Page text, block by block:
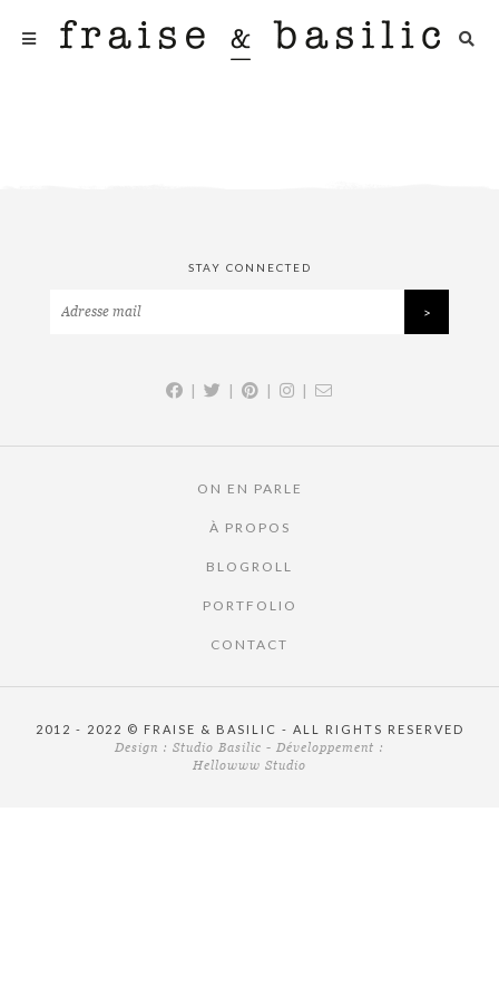
STAY CONNECTED
| | | |
ON EN PARLE
À PROPOS
BLOGROLL
PORTFOLIO
CONTACT
2012 - 2022 © FRAISE & BASILIC - ALL RIGHTS RESERVED
Design : Studio Basilic - Développement :
Hellowww Studio